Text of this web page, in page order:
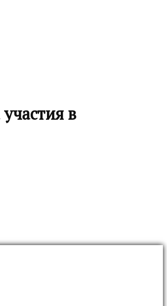
в